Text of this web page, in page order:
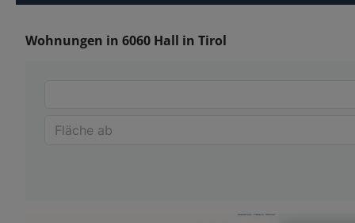
Wohnungen in 6060 Hall in Tirol